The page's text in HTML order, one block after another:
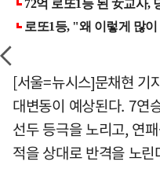
[서울=뉴시스]문채현 기
대변동이 예상된다. 7연
선두 등극을 노리고, 연
적을 상대로 반격을 노린